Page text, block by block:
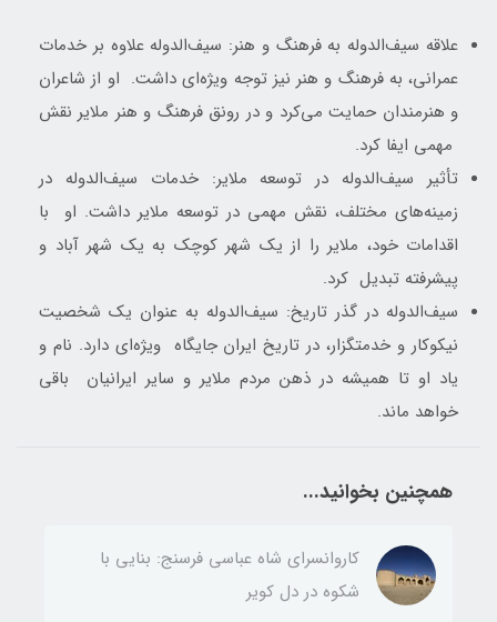
علاقه سیف‌الدوله به فرهنگ و هنر: سیف‌الدوله علاوه بر خدمات
عمرانی، به فرهنگ و هنر نیز توجه ویژه‌ای داشت. او از شاعران
و هنرمندان حمایت می‌کرد و در رونق فرهنگ و هنر ملایر نقش
مهمی ایفا کرد.
تأثیر سیف‌الدوله در توسعه ملایر: خدمات سیف‌الدوله در
زمینه‌های مختلف، نقش مهمی در توسعه ملایر داشت. او با
اقدامات خود، ملایر را از یک شهر کوچک به یک شهر آباد و
پیشرفته تبدیل کرد.
سیف‌الدوله در گذر تاریخ: سیف‌الدوله به عنوان یک شخصیت
نیکوکار و خدمتگزار، در تاریخ ایران جایگاه ویژه‌ای دارد. نام و
یاد او تا همیشه در ذهن مردم ملایر و سایر ایرانیان باقی
خواهد ماند.
همچنین بخوانید...
کاروانسرای شاه عباسی فرسنج: بنایی با
شکوه در دل کویر